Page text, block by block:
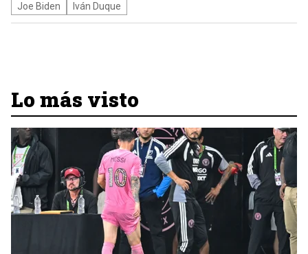
Joe Biden Iván Duque
Lo más visto